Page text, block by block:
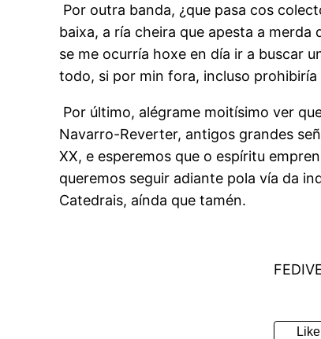
Por outra banda, ¿que pasa cos
baixa, a ría cheira que apesta a
se me ocurría hoxe en día ir a buscar
todo, si por min fora, incluso prohibiría
Por último, alégrame moitísimo ver
Navarro-Reverter, antigos grandes
XX, e esperemos que o espíritu
queremos seguir adiante pola vía da
Catedrais, aínda que tamén.
Like